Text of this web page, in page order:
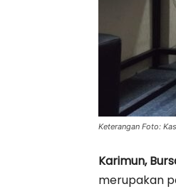
Keterangan Foto:
Karimun,
merupakan